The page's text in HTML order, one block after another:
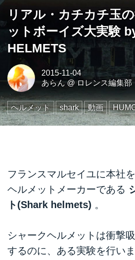
リアル・カチカチ玉
ットボーイズ大実験
HELMETS
2015-11-04
あらん@ロレンス編集部
ヘルメット shark 動画
フランスマルセイユに本社
ヘルメットメーカーである
ト(Shark helmets) 。
シャークヘルメットは衝撃
するのに、ある実験を行い